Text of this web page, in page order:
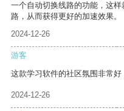
一个自动切换线路的功能，这
路，从而获得更好的加速效果。
2024-12-26
游客
这款学习软件的社区氛围非常好
2024-12-26